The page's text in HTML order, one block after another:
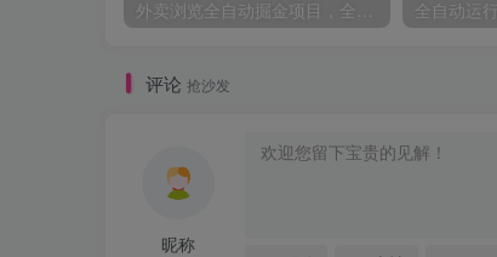
外卖浏览全自动掘金项目，全平台覆盖，单窗口一天30+，可批量矩阵做，轻松日入500+【揭秘】
评论 抢沙发
昵称